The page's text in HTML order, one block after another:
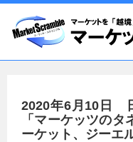
2020年6月10日
「マーケッツの
ーケット、ジーエ